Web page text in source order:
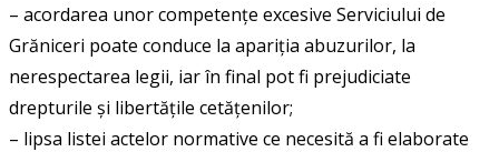
– acordarea unor competențe excesive Serviciului de
Grăniceri poate conduce la apariția abuzurilor, la
nerespectarea legii, iar în final pot fi prejudiciate
drepturile și libertățile cetățenilor;
– lipsa listei actelor normative ce necesită a fi elaborate